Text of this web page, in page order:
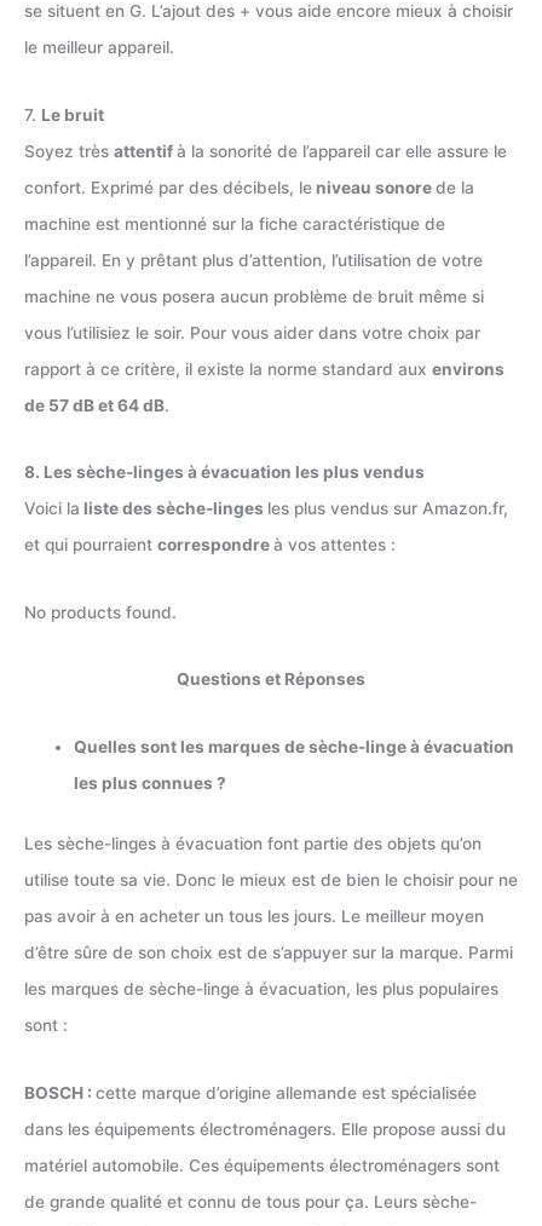
se situent en G. L’ajout des + vous aide encore mieux à choisir
le meilleur appareil.
7. Le bruit
Soyez très attentifà la sonorité de l’appareil car elle assure le
confort. Exprimé par des décibels, le niveau sonorede la
machine est mentionné sur la fiche caractéristique de
l’appareil. En y prêtant plus d’attention, l’utilisation de votre
machine ne vous posera aucun problème de bruit même si
vous l’utilisiez le soir. Pour vous aider dans votre choix par
rapport à ce critère, il existe la norme standard aux environs
de 57 dB et 64 dB.
8. Les sèche-linges à évacuation les plus vendus
Voici la liste des sèche-linges les plus vendus sur Amazon.fr,
et qui pourraient correspondreà vos attentes :
No products found.
Questions et Réponses
Quelles sont les marques de sèche-linge à évacuation
les plus connues ?
Les sèche-linges à évacuation font partie des objets qu’on
utilise toute sa vie. Donc le mieux est de bien le choisir pour ne
pas avoir à en acheter un tous les jours. Le meilleur moyen
d’être sûre de son choix est de s’appuyer sur la marque. Parmi
les marques de sèche-linge à évacuation, les plus populaires
sont :
BOSCH : cette marque d’origine allemande est spécialisée
dans les équipements électroménagers. Elle propose aussi du
matériel automobile. Ces équipements électroménagers sont
de grande qualité et connu de tous pour ça. Leurs sèche-